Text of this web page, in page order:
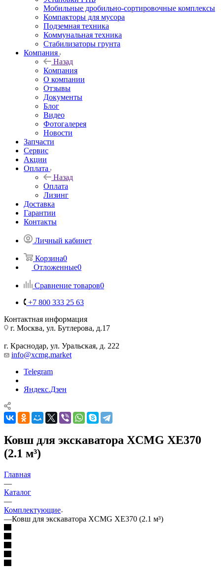
Мобильные дробильно-сортировочные комплексы
Компакторы для мусора
Подземная техника
Коммунальная техника
Стабилизаторы грунта
Компания
Назад
Компания
О компании
Отзывы
Документы
Блог
Видео
Фотогалерея
Новости
Запчасти
Сервис
Акции
Оплата
Назад
Оплата
Лизинг
Доставка
Гарантии
Контакты
Личный кабинет
Корзина0
Отложенные0
Сравнение товаров0
+7 800 333 25 63
Контактная информация
г. Москва, ул. Бутлерова, д.17
г. Краснодар, ул. Уральская, д. 222
info@xcmg.market
Telegram
Яндекс.Дзен
Ковш для экскаватора XCMG XE370
(2.1 м³)
Главная
—
Каталог
—
Комплектующие
—Ковш для экскаватора XCMG XE370 (2.1 м³)